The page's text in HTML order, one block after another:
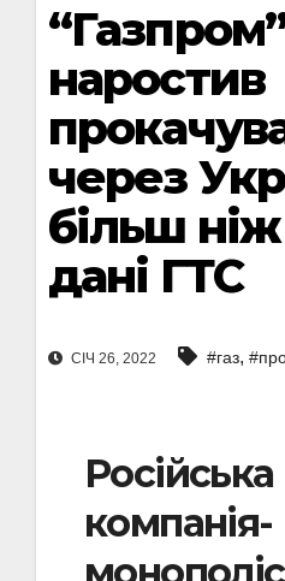
наростив
через
більш
дані ГТС
СІЧ 26, 2022 #газ,
Російська
компанія-